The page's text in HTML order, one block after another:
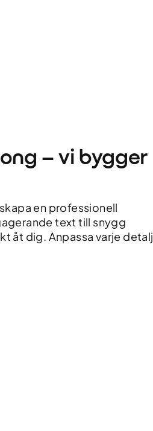
– vi bygger
en professionell
text till snygg
åt dig. Anpassa varje detalj